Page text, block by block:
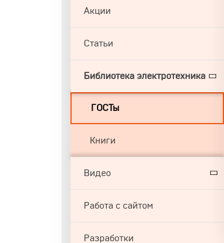
Акции
Статьи
Библиотека электротехника
ГОСТы
Книги
Видео
Работа с сайтом
Разработки